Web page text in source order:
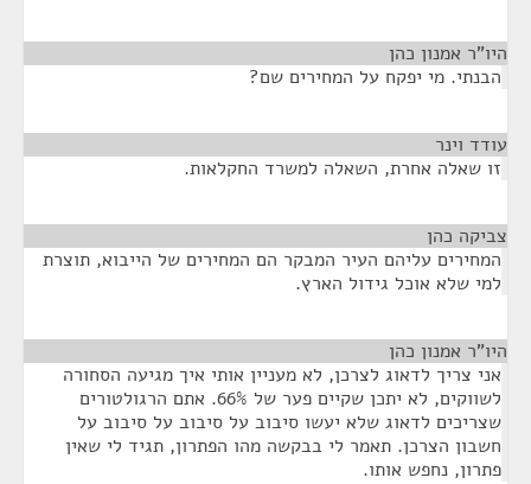
היו"ר אמנון כהן
הבנתי. מי יפקח על המחירים שם?
עודד וינר
זו שאלה אחרת, השאלה למשרד החקלאות.
צביקה כהן
המחירים עליהם העיר המבקר הם המחירים של הייבוא, תוצרת
למי שלא אוכל גידול הארץ.
היו"ר אמנון כהן
אני צריך לדאוג לצרכן, לא מעניין אותי איך מגיעה הסחורה
לשווקים, לא יתכן שקיים פער של 66%. אתם הרגולטורים
שצריכים לדאוג שלא יעשו סיבוב על סיבוב על סיבוב על
חשבון הצרכן. תאמר לי בבקשה מהו הפתרון, תגיד לי שאין
פתרון, נחפש אותו.